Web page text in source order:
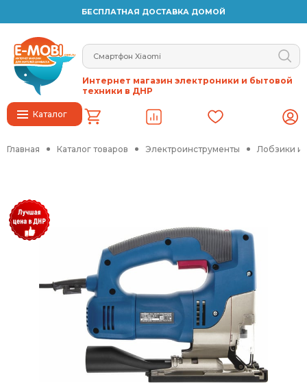
БЕСПЛАТНАЯ ДОСТАВКА ДОМОЙ
Каталог
Интернет магазин электроники и бытовой
техники в ДНР
Главная Каталог товаров Электроинструменты Лобзики и